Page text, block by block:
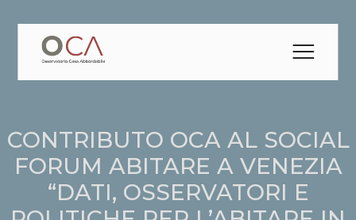
CONTRIBUTO OCA AL SOCIAL
FORUM ABITARE A VENEZIA
“DATI, OSSERVATORI E